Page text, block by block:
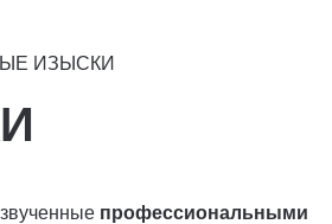
ИЗЫСКИ
профессиональными